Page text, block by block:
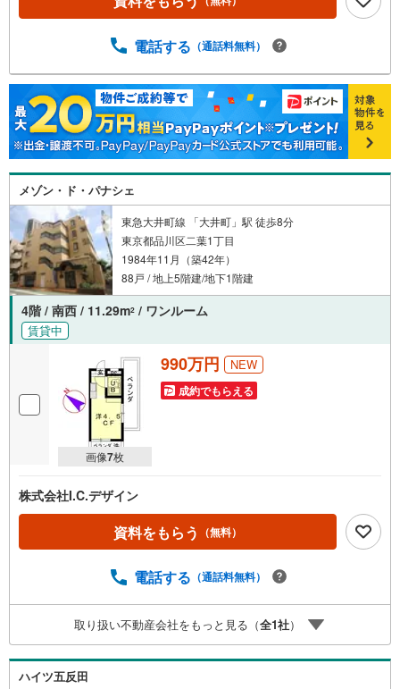
電話する （通話料無料）
メゾン・ド・パナシェ
東急大井町線 「大井町」駅 徒歩8分
東京都品川区二葉1丁目
1984年11月（築42年）
88戸 / 地上5階建/地下1階建
4階 / 南西 / 11.29m2 / ワンルーム
賃貸中
画像7枚
990万円 NEW
成約でもらえる
株式会社I.C.デザイン
資料をもらう （無料）
電話する （通話料無料）
取り扱い不動産会社をもっと見る（全1社）
ハイツ五反田